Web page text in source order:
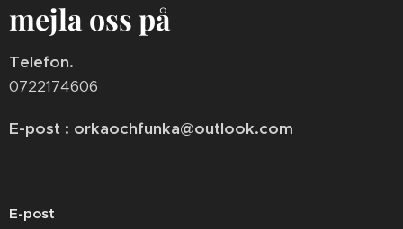
mejla oss på
Telefon.
0722174606
E-post : orkaochfunka@outlook.com
E-post